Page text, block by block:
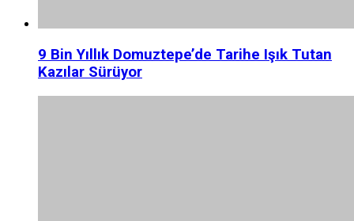
9 Bin Yıllık Domuztepe’de Tarihe Işık Tutan
Kazılar Sürüyor